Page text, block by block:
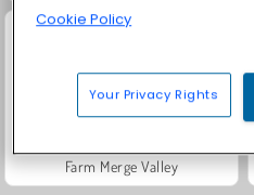
Farm Merge Valley
Cookie Policy
Your Privacy Rights